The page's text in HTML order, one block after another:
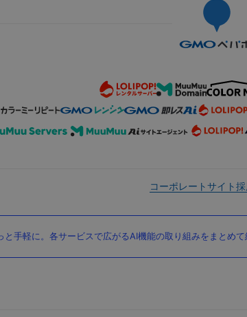
コーポレートサイト
手軽に。各サービスで広がるAI機能の取り組みをまとめて